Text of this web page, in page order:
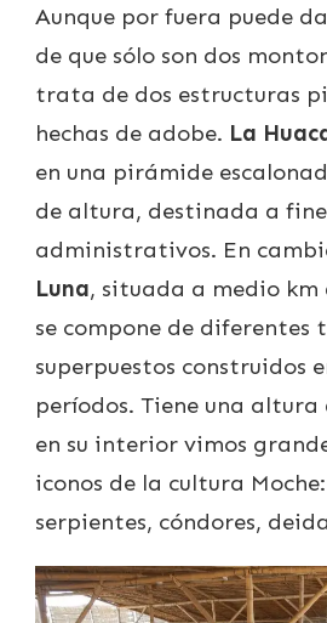
Aunque por fuera puede
de que sólo son dos
trata de dos estructuras
hechas de adobe. La
en una pirámide
de altura, destinada a
administrativos. En
Luna, situada a medio
se compone de diferentes
superpuestos construidos
períodos. Tiene una altura
en su interior vimos
iconos de la cultura
serpientes, cóndores,